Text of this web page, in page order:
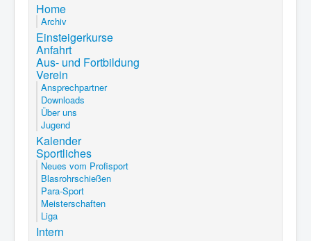
Home
Archiv
Einsteigerkurse
Anfahrt
Aus- und Fortbildung
Verein
Ansprechpartner
Downloads
Über uns
Jugend
Kalender
Sportliches
Neues vom Profisport
Blasrohrschießen
Para-Sport
Meisterschaften
Liga
Intern